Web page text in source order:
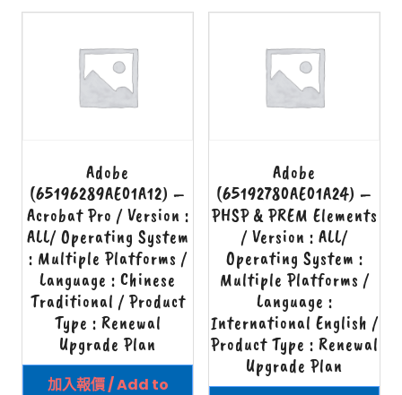
Adobe
(65196289AE01A12) –
Acrobat Pro / Version :
ALL/ Operating System
: Multiple Platforms /
Language : Chinese
Traditional / Product
Type : Renewal
Upgrade Plan
加入報價 / Add to
Adobe
(65192780AE01A24) –
PHSP & PREM Elements
/ Version : ALL/
Operating System :
Multiple Platforms /
Language :
International English /
Product Type : Renewal
Upgrade Plan